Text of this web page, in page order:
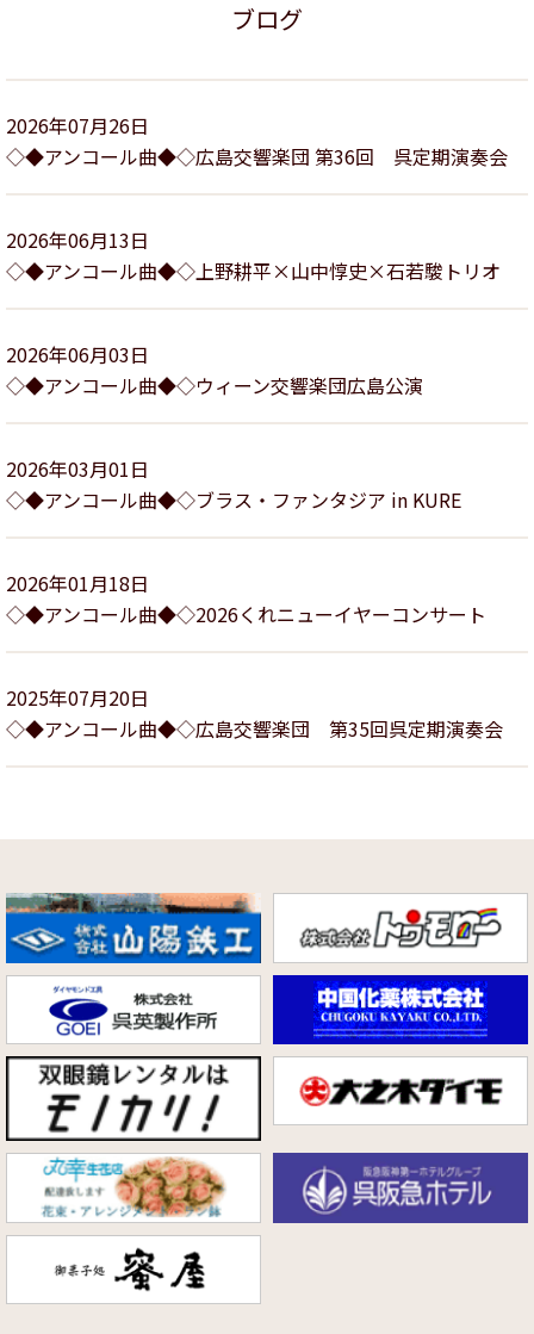
ブログ
2026年07月26日
◇◆アンコール曲◆◇広島交響楽団 第36回 呉定期演奏会
2026年06月13日
◇◆アンコール曲◆◇上野耕平×山中惇史×石若駿トリオ
2026年06月03日
◇◆アンコール曲◆◇ウィーン交響楽団広島公演
2026年03月01日
◇◆アンコール曲◆◇ブラス・ファンタジア in KURE
2026年01月18日
◇◆アンコール曲◆◇2026くれニューイヤーコンサート
2025年07月20日
◇◆アンコール曲◆◇広島交響楽団 第35回呉定期演奏会